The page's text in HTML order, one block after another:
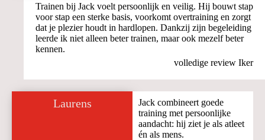
Trainen bij Jack voelt persoonlijk en veilig. Hij bouwt stap
voor stap een sterke basis, voorkomt overtraining en zorgt
dat je plezier houdt in hardlopen. Dankzij zijn begeleiding
leerde ik niet alleen beter trainen, maar ook mezelf beter
kennen.
volledige review Iker
Laurens
Jack combineert goede
training met persoonlijke
aandacht: hij ziet je als atleet
én als mens.